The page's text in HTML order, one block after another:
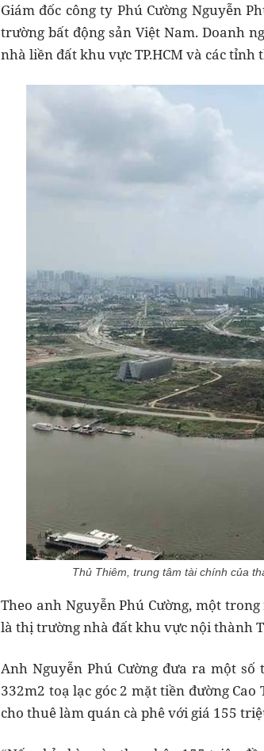
Giám đốc công ty Phú Cường Nguyễn
trường bất động sản Việt Nam. Doanh
nhà liền đất khu vực TP.HCM và các tỉnh
Thủ Thiêm, trung tâm tài chính của
Theo anh Nguyễn Phú Cường, một
là thị trường nhà đất khu vực nội thành
Anh Nguyễn Phú Cường đưa ra một
332m2 toạ lạc góc 2 mặt tiền đường
cho thuê làm quán cà phê với giá 155